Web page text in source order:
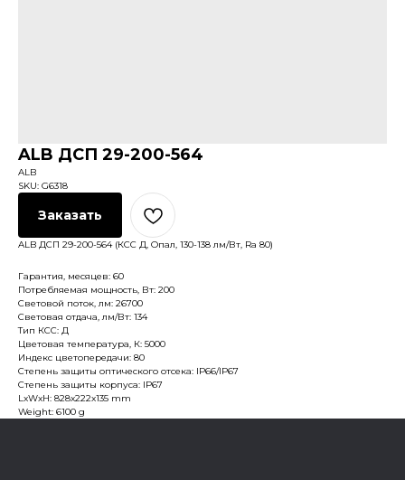
ALB ДСП 29-200-564
ALB
SKU: G6318
Заказать
ALB ДСП 29-200-564 (КСС Д, Опал, 130-138 лм/Вт, Ra 80)
Гарантия, месяцев: 60
Потребляемая мощность, Вт: 200
Световой поток, лм: 26700
Световая отдача, лм/Вт: 134
Тип КСС: Д
Цветовая температура, К: 5000
Индекс цветопередачи: 80
Степень защиты оптического отсека: IP66/IP67
Степень защиты корпуса: IP67
LxWxH: 828x222x135 mm
Weight: 6100 g